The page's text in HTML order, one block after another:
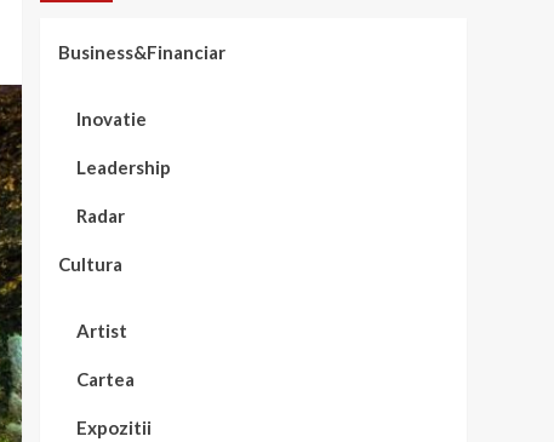
Business&Financiar
Inovatie
Leadership
Radar
Cultura
Artist
Cartea
Expozitii